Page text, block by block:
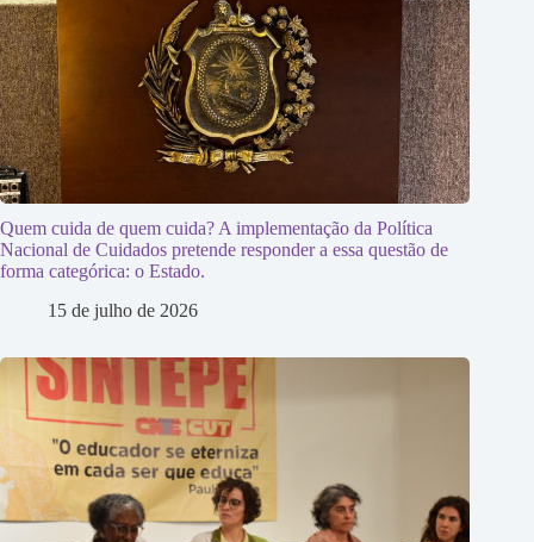
Quem cuida de quem cuida? A implementação da Política
Nacional de Cuidados pretende responder a essa questão de
forma categórica: o Estado.
15 de julho de 2026